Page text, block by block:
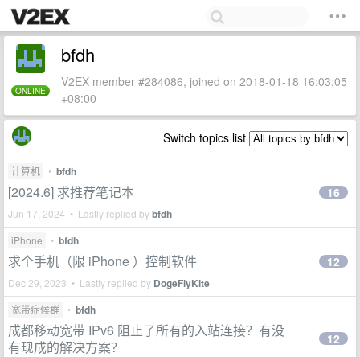
ONLINE
bfdh
V2EX member #284086, joined on 2018-01-18 16:03:05
+08:00
Switch topics list
计算机 • bfdh
[2024.6] 求推荐笔记本
Jun 17, 2024 • Lastly replied bybfdh
16
iPhone • bfdh
求个手机（限 iPhone ）控制软件
Dec 29, 2023 • Lastly replied by DogeFlyKite
12
宽带症候群 • bfdh
成都移动宽带 IPv6 阻止了所有的入站连接？有没
有现成的解决方案？
12